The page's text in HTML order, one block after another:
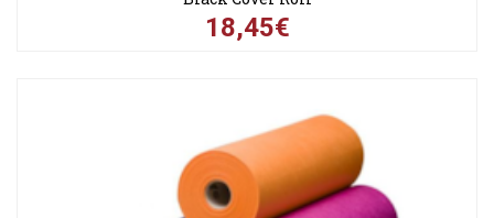
18,45€